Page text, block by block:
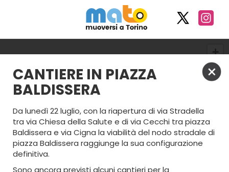
+
−
CANTIERE IN PIAZZA
BALDISSERA
Da lunedì 22 luglio, con la riapertura di via Stradella
tra via Chiesa della Salute e di via Cecchi tra piazza
Baldissera e via Cigna la viabilità del nodo stradale di
piazza Baldissera raggiunge la sua configurazione
definitiva.
Sono ancora previsti alcuni cantieri per la